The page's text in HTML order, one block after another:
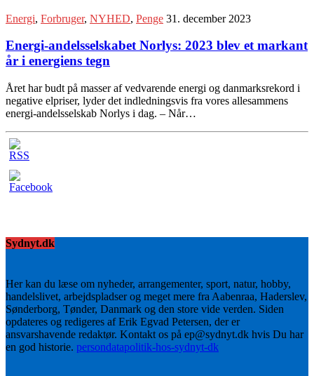
Energi, Forbruger, NYHED, Penge 31. december 2023
Energi-andelsselskabet Norlys: 2023 blev et markant
år i energiens tegn
Året har budt på masser af vedvarende energi og danmarksrekord i
negative elpriser, lyder det indledningsvis fra vores allesammens
energi-andelsselskab Norlys i dag. – Når…
Sydnyt.dk
Her kan du læse om nyheder, arrangementer, sport, natur, hobby,
handelslivet, arbejdspladser og meget mere fra Aabenraa, Haderslev,
Sønderborg, Tønder, Danmark og den store vide verden. Siden
opdateres og redigeres af Erik Egvad Petersen, der er
ansvarshavende redaktør. Kontakt os på ep@sydnyt.dk hvis Du har
en god historie. persondatapolitik-hos-sydnyt-dk